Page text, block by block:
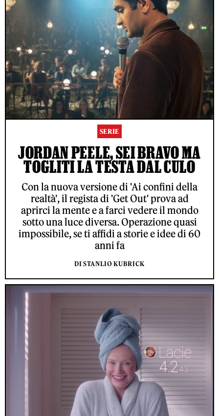
SERIE
JORDAN PEELE, SEI BRAVO MA
TOGLITI LA TESTA DAL CULO
Con la nuova versione di 'Ai confini della
realtà', il regista di 'Get Out' prova ad
aprirci la mente e a farci vedere il mondo
sotto una luce diversa. Operazione quasi
impossibile, se ti affidi a storie e idee di 60
anni fa
DI STANLIO KUBRICK